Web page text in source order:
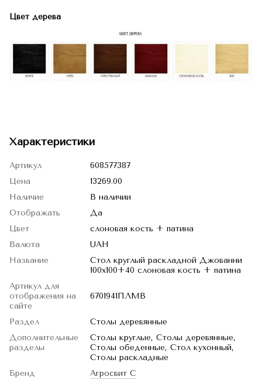
Цвет дерева
Характеристики
Артикул
608577387
Цена
13269.00
Наличие
В наличии
Отображать
Да
Цвет
слоновая кость + патина
Валюта
UAH
Название
Cтол круглый раскладной Джованни
100х100+40 слоновая кость + патина
Артикул для
отображения на
сайте
6701941ПЛМВ
Раздел
Столы деревянные
Дополнительные
разделы
Столы круглые, Столы деревянные,
Столы обеденные, Стол кухонный,
Столы раскладные
Бренд
Агросвит С